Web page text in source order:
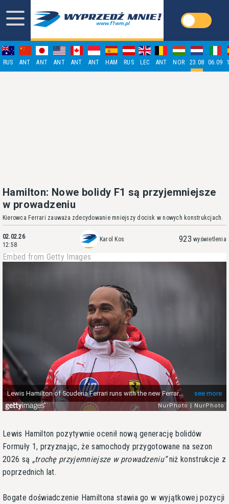
RUS ANT ANT ANT ANT ANT HAM RUS LEC ANT NOR 23.08 06.09
Hamilton: Nowe bolidy F1 są przyjemniejsze
w prowadzeniu
Kierowca Ferrari zauważa zdecydowanie mniejszy docisk w nowych konstrukcjach.
02.02.26
12:58
Karol Kos 923 wyświetlenia
Embed from Getty Images
Lewis Hamilton pozytywnie ocenił nową generację bolidów
Formuły 1, przyznając, że samochody przygotowane na sezon
2026 są trochę przyjemniejsze w prowadzeniu niż konstrukcje z
poprzednich lat.
Bogate doświadczenie Hamiltona stawia go w wyjątkowej pozycji